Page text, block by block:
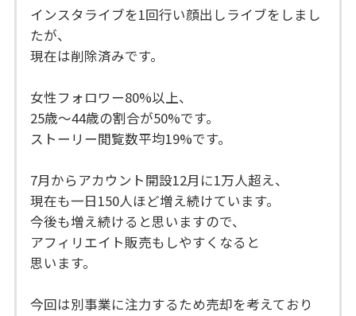
インスタライブを1回行い顔出しライブをしまし
たが、
現在は削除済みです。
女性フォロワー80%以上、
25歳〜44歳の割合が50%です。
ストーリー閲覧数平均19%です。
7月からアカウント開設12月に1万人超え、
現在も一日150人ほど増え続けています。
今後も増え続けると思いますので、
アフィリエイト販売もしやすくなると
思います。
今回は別事業に注力するため売却を考えており